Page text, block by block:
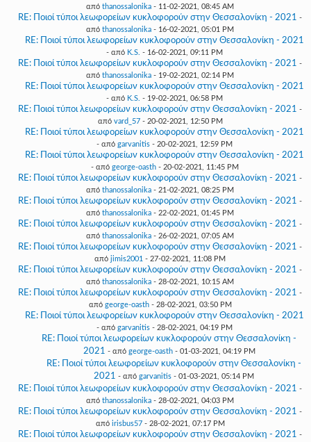
από thanossalonika - 11-02-2021, 08:45 AM
RE: Ποιοί τύποι λεωφορείων κυκλοφορούν στην Θεσσαλονίκη - 2021 -
από thanossalonika - 16-02-2021, 05:01 PM
RE: Ποιοί τύποι λεωφορείων κυκλοφορούν στην Θεσσαλονίκη - 2021
- από K.S. - 16-02-2021, 09:11 PM
RE: Ποιοί τύποι λεωφορείων κυκλοφορούν στην Θεσσαλονίκη - 2021 -
από thanossalonika - 19-02-2021, 02:14 PM
RE: Ποιοί τύποι λεωφορείων κυκλοφορούν στην Θεσσαλονίκη - 2021
- από K.S. - 19-02-2021, 06:58 PM
RE: Ποιοί τύποι λεωφορείων κυκλοφορούν στην Θεσσαλονίκη - 2021 -
από vard_57- 20-02-2021, 12:50 PM
RE: Ποιοί τύποι λεωφορείων κυκλοφορούν στην Θεσσαλονίκη - 2021
- από garvanitis - 20-02-2021, 12:59 PM
RE: Ποιοί τύποι λεωφορείων κυκλοφορούν στην Θεσσαλονίκη - 2021
- από george-oasth- 20-02-2021, 11:45 PM
RE: Ποιοί τύποι λεωφορείων κυκλοφορούν στην Θεσσαλονίκη - 2021 -
από thanossalonika - 21-02-2021, 08:25 PM
RE: Ποιοί τύποι λεωφορείων κυκλοφορούν στην Θεσσαλονίκη - 2021 -
από thanossalonika - 22-02-2021, 01:45 PM
RE: Ποιοί τύποι λεωφορείων κυκλοφορούν στην Θεσσαλονίκη - 2021 -
από thanossalonika - 26-02-2021, 07:05 AM
RE: Ποιοί τύποι λεωφορείων κυκλοφορούν στην Θεσσαλονίκη - 2021 -
από jimis2001 - 27-02-2021, 11:08 PM
RE: Ποιοί τύποι λεωφορείων κυκλοφορούν στην Θεσσαλονίκη - 2021 -
από thanossalonika - 28-02-2021, 10:15 AM
RE: Ποιοί τύποι λεωφορείων κυκλοφορούν στην Θεσσαλονίκη - 2021 -
από george-oasth- 28-02-2021, 03:50 PM
RE: Ποιοί τύποι λεωφορείων κυκλοφορούν στην Θεσσαλονίκη - 2021
- από garvanitis - 28-02-2021, 04:19 PM
RE: Ποιοί τύποι λεωφορείων κυκλοφορούν στην Θεσσαλονίκη -
2021 - από george-oasth- 01-03-2021, 04:19 PM
RE: Ποιοί τύποι λεωφορείων κυκλοφορούν στην Θεσσαλονίκη -
2021 - από garvanitis- 01-03-2021, 05:14 PM
RE: Ποιοί τύποι λεωφορείων κυκλοφορούν στην Θεσσαλονίκη - 2021 -
από thanossalonika - 28-02-2021, 04:03 PM
RE: Ποιοί τύποι λεωφορείων κυκλοφορούν στην Θεσσαλονίκη - 2021 -
από irisbus57- 28-02-2021, 07:17 PM
RE: Ποιοί τύποι λεωφορείων κυκλοφορούν στην Θεσσαλονίκη - 2021 -